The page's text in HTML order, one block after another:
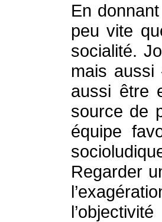
En
peu vite
socialité.
mais aussi
aussi être
source de
équipe
Regarder
l’objectivité